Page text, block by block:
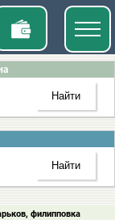
филипповка